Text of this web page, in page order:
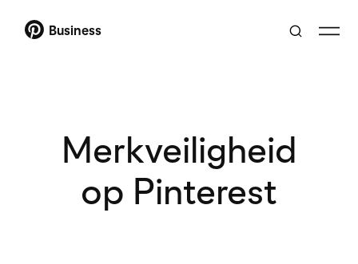
Business
Merkveiligheid
op Pinterest